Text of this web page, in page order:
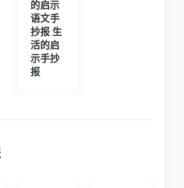
的启示
语文手
抄报 生
活的启
示手抄
报